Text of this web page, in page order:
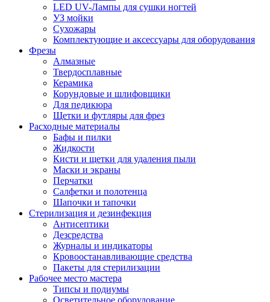
LED UV-Лампы для сушки ногтей
УЗ мойки
Сухожары
Комплектующие и аксессуары для оборудования
Фрезы
Алмазные
Твердосплавные
Керамика
Корундовые и шлифовщики
Для педикюра
Щетки и футляры для фрез
Расходные материалы
Бафы и пилки
Жидкости
Кисти и щетки для удаления пыли
Маски и экраны
Перчатки
Салфетки и полотенца
Шапочки и тапочки
Стерилизация и дезинфекция
Антисептики
Дезсредства
Журналы и индикаторы
Кровоостанавливающие средства
Пакеты для стерилизации
Рабочее место мастера
Типсы и подиумы